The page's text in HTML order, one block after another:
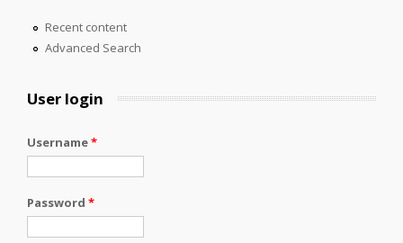
Recent content
Advanced Search
User login
Username*
Password *